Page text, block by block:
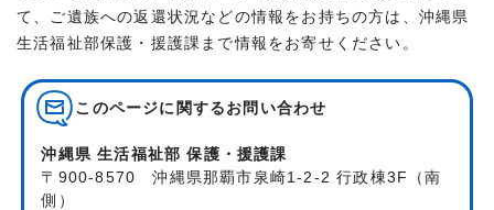
て、ご遺族への返還状況などの情報をお持ちの方は、沖縄県
生活福祉部保護・援護課まで情報をお寄せください。
このページに関する お問い合わせ
沖縄県 生活福祉部 保護・援護課
〒900-8570 沖縄県那覇市泉崎1-2-2 行政棟3F（南
側）